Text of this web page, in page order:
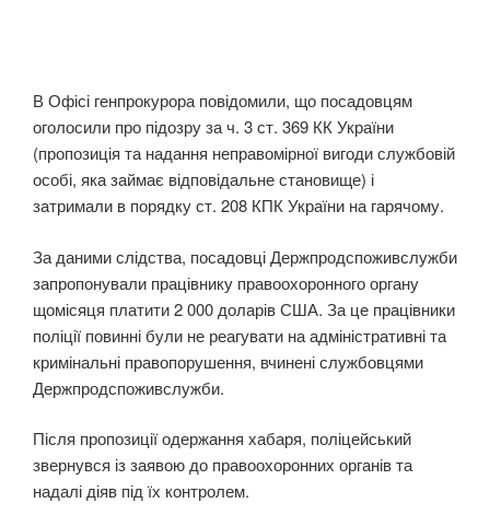
В Офісі генпрокурора повідомили, що посадовцям
оголосили про підозру за ч. 3 ст. 369 КК України
(пропозиція та надання неправомірної вигоди службовій
особі, яка займає відповідальне становище) і
затримали в порядку ст. 208 КПК України на гарячому.
За даними слідства, посадовці Держпродспоживслужби
запропонували працівнику правоохоронного органу
щомісяця платити 2 000 доларів США. За це працівники
поліції повинні були не реагувати на адміністративні та
кримінальні правопорушення, вчинені службовцями
Держпродспоживслужби.
Після пропозиції одержання хабаря, поліцейський
звернувся із заявою до правоохоронних органів та
надалі діяв під їх контролем.